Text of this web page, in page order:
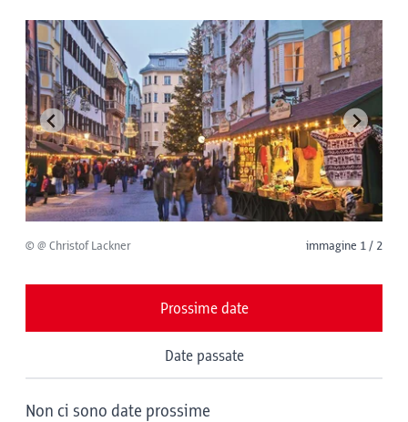
© @ Christof Lackner immagine 1 / 2
Prossime date
Date passate
Non ci sono date prossime